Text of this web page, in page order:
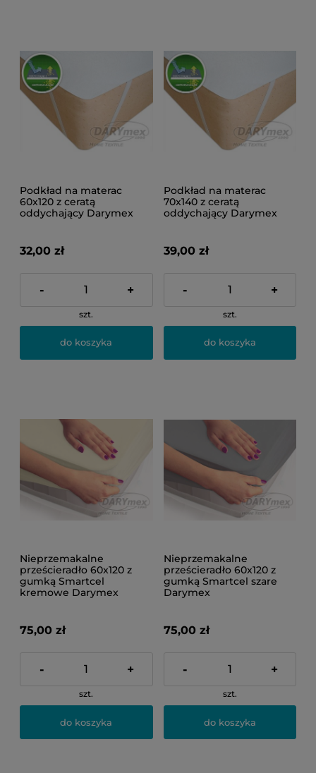
Podkład na materac
60x120 z ceratą
oddychający Darymex
32,00 zł
- +
szt.
do koszyka
Podkład na materac
70x140 z ceratą
oddychający Darymex
39,00 zł
- +
szt.
do koszyka
Nieprzemakalne
prześcieradło 60x120 z
gumką Smartcel
kremowe Darymex
75,00 zł
- +
szt.
do koszyka
Nieprzemakalne
prześcieradło 60x120 z
gumką Smartcel szare
Darymex
75,00 zł
- +
szt.
do koszyka